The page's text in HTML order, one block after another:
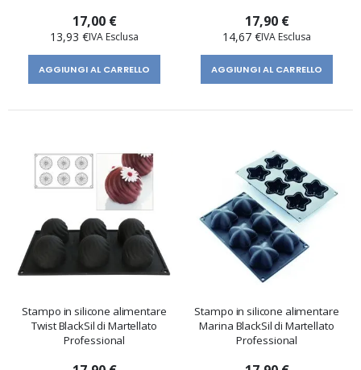
17,00 €
13,93 €
AGGIUNGI AL CARRELLO
17,90 €
14,67 €
AGGIUNGI AL CARRELLO
Stampo in silicone alimentare
Twist BlackSil di Martellato
Professional
Stampo in silicone alimentare
Marina BlackSil di Martellato
Professional